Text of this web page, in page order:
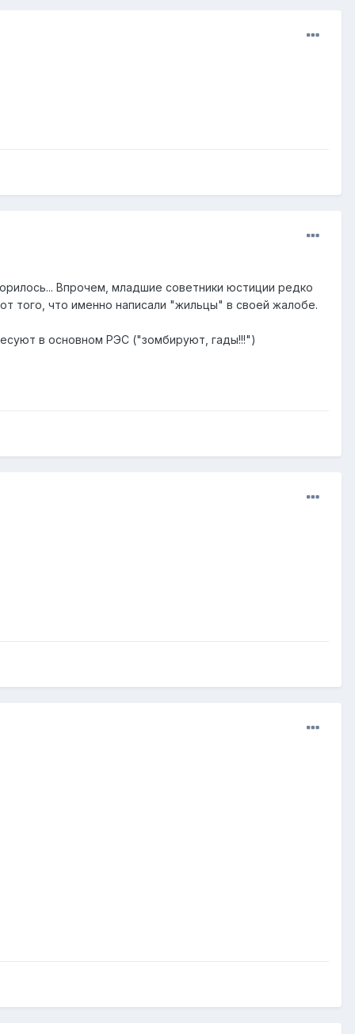
Впрочем, младшие советники юстиции редко
того, что именно написали "жильцы" в своей жалобе.
в основном РЭС ("зомбируют, гады!!!")